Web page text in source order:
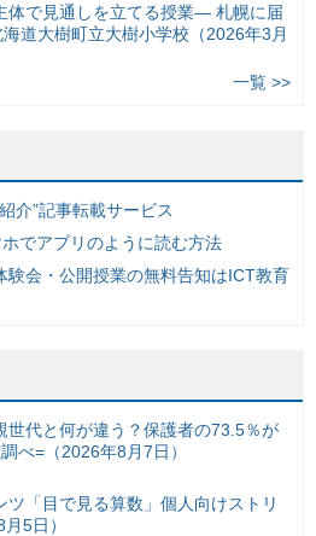
体で見通しを立てる授業— 札幌に届
海道大樹町立大樹小学校（2026年3月
一覧 >>
介”記事転載サービス
でアプリのように読む方法
験会・公開授業の無料告知はICT教育
世代と何が違う？保護者の73.5％が
べ=（2026年8月7日）
「目で見る算数」個人向けストリ
5日）